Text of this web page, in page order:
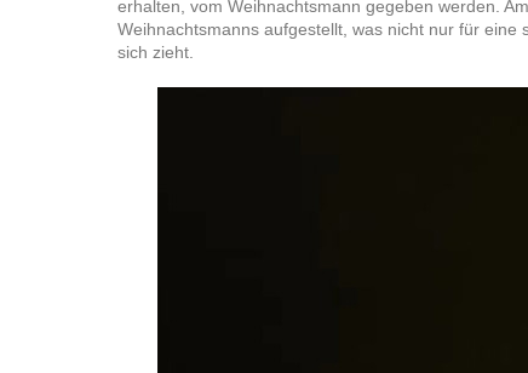
erhalten, vom Weihnachtsmann gegeben werden.
Weihnachtsmanns aufgestellt, was nicht nur für
sich zieht.